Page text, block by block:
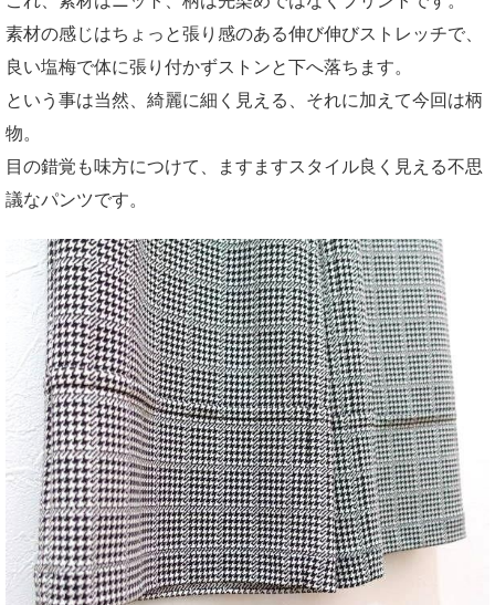
素材の感じはちょっと張り感のある伸び伸びストレッチで、
良い塩梅で体に張り付かずストンと下へ落ちます。
という事は当然、綺麗に細く見える、それに加えて今回は柄
物。
目の錯覚も味方につけて、ますますスタイル良く見える不思
議なパンツです。